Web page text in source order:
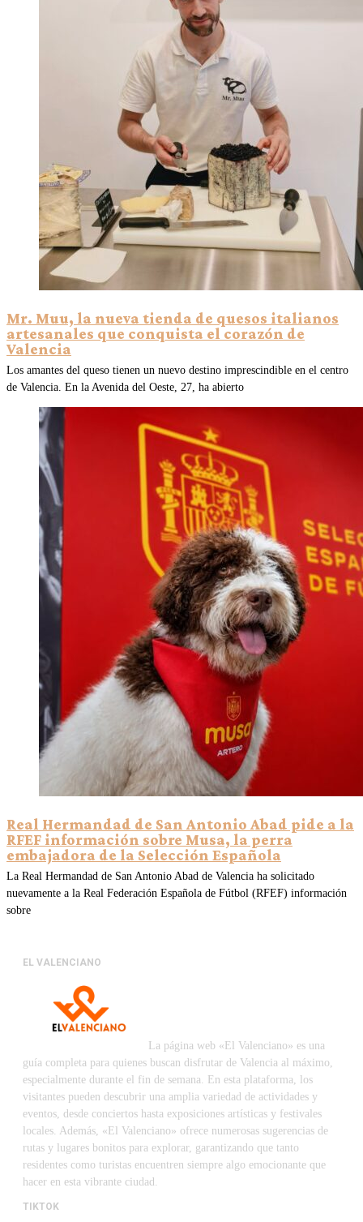
Mr. Muu, la nueva tienda de quesos italianos
artesanales que conquista el corazón de
Valencia
Los amantes del queso tienen un nuevo destino imprescindible en el centro
de Valencia. En la Avenida del Oeste, 27, ha abierto
Real Hermandad de San Antonio Abad pide a la
RFEF información sobre Musa, la perra
embajadora de la Selección Española
La Real Hermandad de San Antonio Abad de Valencia ha solicitado
nuevamente a la Real Federación Española de Fútbol (RFEF) información
sobre
EL VALENCIANO
La página web «El Valenciano» es una
guía completa para quienes buscan disfrutar de Valencia al máximo,
especialmente durante el fin de semana. En esta plataforma, los
visitantes pueden descubrir una amplia variedad de actividades y
eventos, desde conciertos hasta exposiciones artísticas y festivales
locales. Además, «El Valenciano» ofrece numerosas sugerencias de
rutas y lugares bonitos para explorar, garantizando que tanto
residentes como turistas encuentren siempre algo emocionante que
hacer en esta vibrante ciudad.
TIKTOK